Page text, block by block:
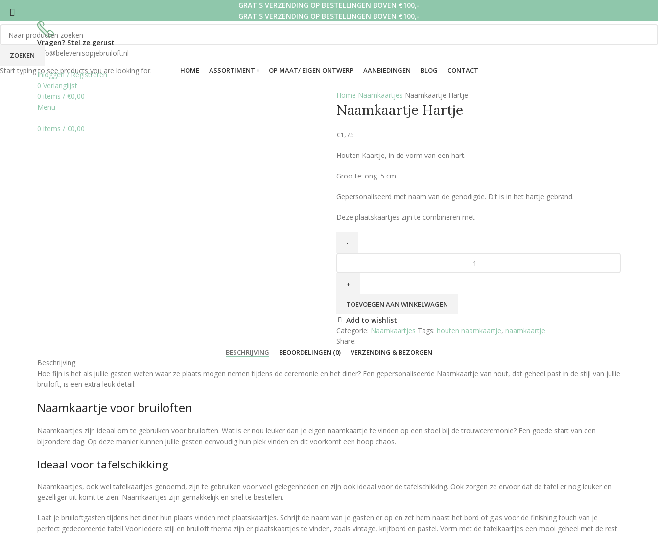
GRATIS VERZENDING OP BESTELLINGEN BOVEN €100,-
GRATIS VERZENDING OP BESTELLINGEN BOVEN €100,-
GRATIS VERZENDING OP BESTELLINGEN BOVEN €100,-
Vragen? Stel ze gerust
info@belevenisopjebruiloft.nl
Inloggen / Registreren
0 Verlanglijst
0 items / €0,00
Menu
0 items / €0,00
HOME ASSORTIMENT OP MAAT/ EIGEN ONTWERP AANBIEDINGEN BLOG CONTACT
Click to enlarge
Home Naamkaartjes Naamkaartje Hartje
Naamkaartje Hartje
€1,75
Houten Kaartje, in de vorm van een hart.
Grootte: ong. 5 cm
Gepersonaliseerd met naam van de genodigde. Dit is in het hartje gebrand.
Deze plaatskaartjes zijn te combineren met
TOEVOEGEN AAN WINKELWAGEN
Add to wishlist
Categorie: Naamkaartjes Tags: houten naamkaartje, naamkaartje
Share:
BESCHRIJVING BEOORDELINGEN (0) VERZENDING & BEZORGEN
Beschrijving
Hoe fijn is het als jullie gasten weten waar ze plaats mogen nemen tijdens de ceremonie en het diner? Een gepersonaliseerde Naamkaartje van hout, dat geheel past in de stijl van jullie
bruiloft, is een extra leuk detail.
Naamkaartje voor bruiloften
Naamkaartjes zijn ideaal om te gebruiken voor bruiloften. Wat is er nou leuker dan je eigen naamkaartje te vinden op een stoel bij de trouwceremonie? Een goede start van een
bijzondere dag. Op deze manier kunnen jullie gasten eenvoudig hun plek vinden en dit voorkomt een hoop chaos.
Ideaal voor tafelschikking
Naamkaartjes, ook wel tafelkaartjes genoemd, zijn te gebruiken voor veel gelegenheden en zijn ook ideaal voor de tafelschikking. Ook zorgen ze ervoor dat de tafel er nog leuker en
gezelliger uit komt te zien. Naamkaartjes zijn gemakkelijk en snel te bestellen.
Laat je bruiloftgasten tijdens het diner hun plaats vinden met plaatskaartjes. Schrijf de naam van je gasten er op en zet hem naast het bord of glas voor de finishing touch van je
perfect gedecoreerde tafel! Voor iedere stijl en bruiloft thema zijn er plaatskaartjes te vinden, zoals vintage, krijtbord en pastel. Vorm met de tafelkaartjes een mooi geheel met de rest
ZOEKEN
Start typing to see products you are looking for.